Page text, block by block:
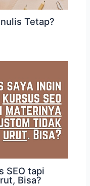
Tetap?
SEO tapi
Bisa?